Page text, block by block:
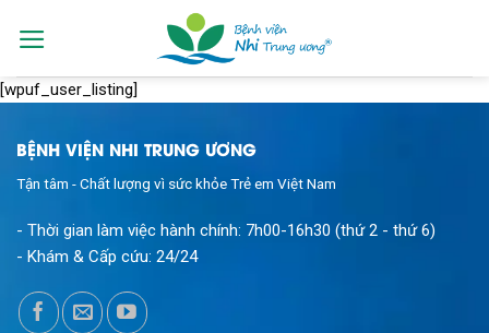
[wpuf_user_listing]
BỆNH VIỆN NHI TRUNG ƯƠNG
Tận tâm - Chất lượng vì sức khỏe Trẻ em Việt Nam
- Thời gian làm việc hành chính: 7h00-16h30 (thứ 2 - thứ 6)
- Khám & Cấp cứu: 24/24